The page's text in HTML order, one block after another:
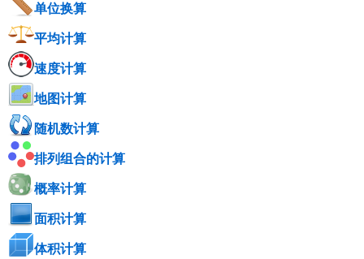
单位换算
平均计算
速度计算
地图计算
随机数计算
排列组合的计算
概率计算
面积计算
体积计算